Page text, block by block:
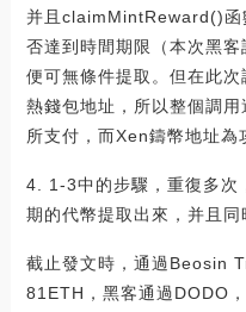
并且claimMintReward()函
否達到時間期限（本次黑客
便可無條件提取。但在此
熱錢包地址，所以整個調
所支付，而Xen鑄幣地址為
4. 1-3中的步驟，重復多次
期的代幣提取出來，并且同
截止發文時，通過Beosin
81ETH，黑客通過DODO